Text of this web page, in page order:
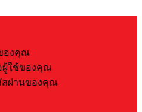
องคุณ
ผู้ใช้ของคุณ
สผ่านของคุณ